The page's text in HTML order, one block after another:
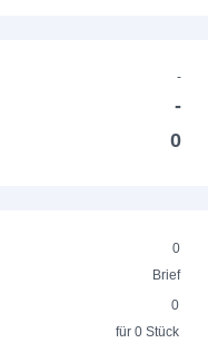
-
-
0
0
Brief
0
für 0 Stück